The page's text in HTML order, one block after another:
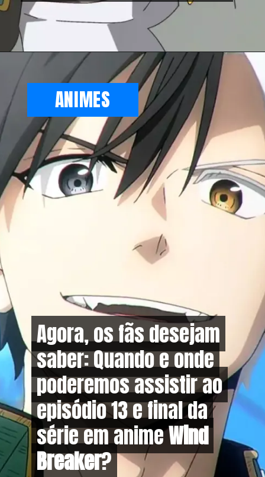
Agora, os fãs desejam
saber: Quando e onde
poderemos assistir ao
episódio 13 e final da
série em animeWind
Breaker?
Agora, os fãs desejam
saber: Quando e onde
poderemos assistir ao
episódio 13 e final da
série em animeWind
Breaker?
ANIMES